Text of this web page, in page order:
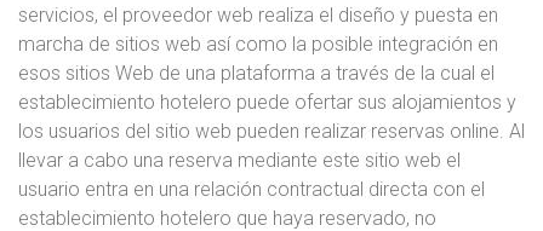
servicios, el proveedor web realiza el diseño y puesta en
marcha de sitios web así como la posible integración en
esos sitios Web de una plataforma a través de la cual el
establecimiento hotelero puede ofertar sus alojamientos y
los usuarios del sitio web pueden realizar reservas online. Al
llevar a cabo una reserva mediante este sitio web el
usuario entra en una relación contractual directa con el
establecimiento hotelero que haya reservado, no